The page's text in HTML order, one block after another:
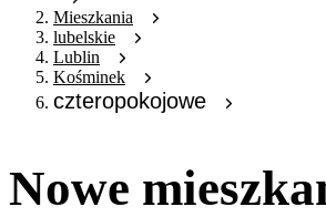
Mieszkania
lubelskie
Lublin
Kośminek
czteropokojowe
Nowe